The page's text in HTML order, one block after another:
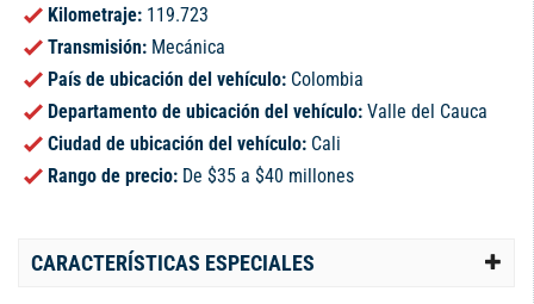
Kilometraje: 119.723
Transmisión: Mecánica
País de ubicación del vehículo: Colombia
Departamento de ubicación del vehículo: Valle del Cauca
Ciudad de ubicación del vehículo: Cali
Rango de precio: De $35 a $40 millones
CARACTERÍSTICAS ESPECIALES